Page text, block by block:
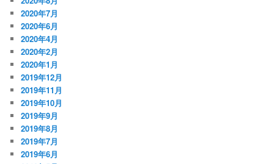
2020年7月
2020年6月
2020年4月
2020年2月
2020年1月
2019年12月
2019年11月
2019年10月
2019年9月
2019年8月
2019年7月
2019年6月